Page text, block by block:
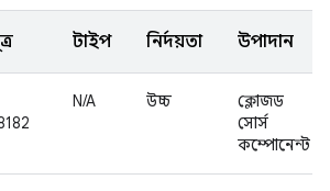
টাইপ নির্দয়তা উপাদান
N/A উচ্চ
ক্লোজড
সোর্স
কম্পোনেন্ট